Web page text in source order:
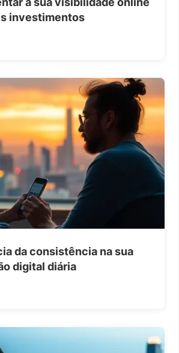
investimentos
da consistência na sua
digital diária